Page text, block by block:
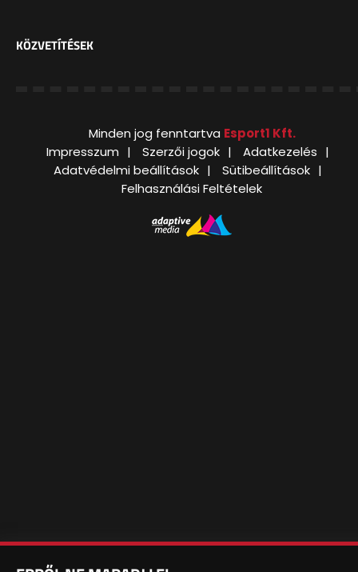
KÖZVETÍTÉSEK
Minden jog fenntartva Esport1 Kft.
Impresszum
Szerzői jogok
Adatkezelés
Adatvédelmi beállítások
Sütibeállítások
Felhasználási Feltételek